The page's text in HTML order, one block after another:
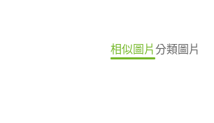
相似圖片分類圖片